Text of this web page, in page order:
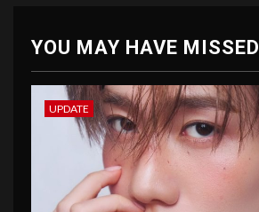
YOU MAY HAVE MISSED
UPDATE